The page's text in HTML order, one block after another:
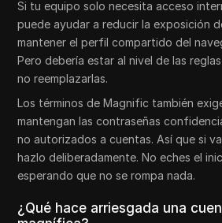
Si tu equipo solo necesita acceso
puede ayudar a reducir la exposición
mantener el perfil compartido del
Pero debería estar al nivel de las
no reemplazarlas.
Los términos de Magnific también
mantengan las contraseñas
no autorizados a cuentas. Así que si
hazlo deliberadamente. No eches el
esperando que no se rompa nada.
¿Qué hace arriesgada una